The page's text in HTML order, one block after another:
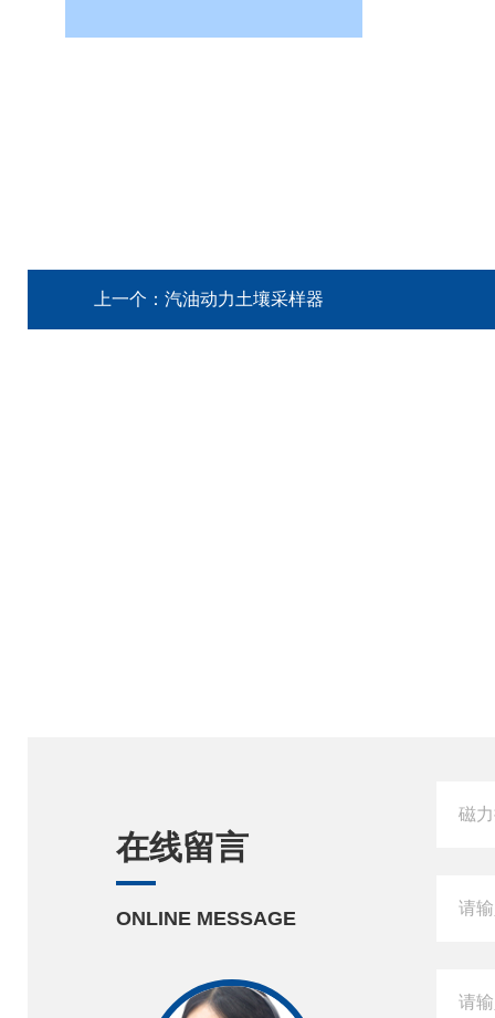
上一个： 汽油动力土壤采样器
在线留言
ONLINE MESSAGE